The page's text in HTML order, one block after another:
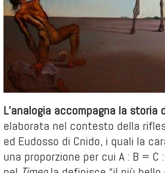
L’analogia accompagna la
elaborata nel contesto della
ed Eudosso di Cnido, i quali la
una proporzione per cui A : B =